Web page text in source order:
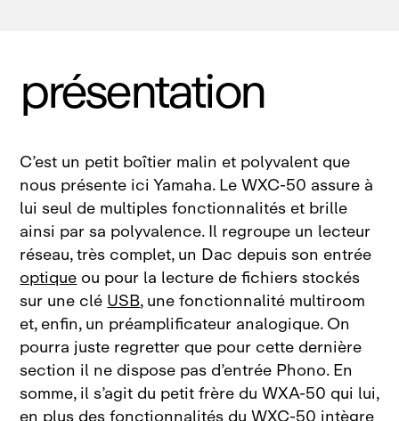
présentation
C’est un petit boîtier malin et polyvalent que
nous présente ici Yamaha. Le WXC‑50 assure à
lui seul de multiples fonctionnalités et brille
ainsi par sa polyvalence. Il regroupe un lecteur
réseau, très complet, un Dac depuis son entrée
optiqueou pour la lecture de fichiers stockés
sur une cléUSB, une fonctionnalité multiroom
et, enfin, un préamplificateur analogique. On
pourra juste regretter que pour cette dernière
section il ne dispose pas d’entrée Phono. En
somme, il s’agit du petit frère du WXA‑50 qui lui,